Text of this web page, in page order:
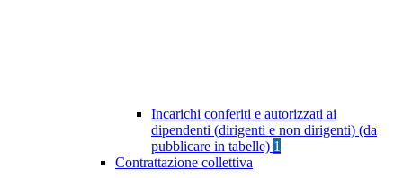
Incarichi conferiti e autorizzati ai
dipendenti (dirigenti e non dirigenti) (da
pubblicare in tabelle) 1
Contrattazione collettiva